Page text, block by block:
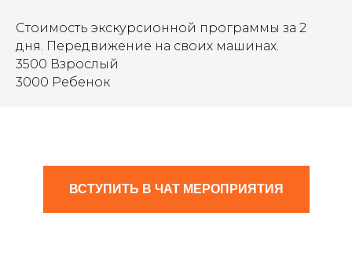
Стоимость экскурсионной программы за 2
дня. Передвижение на своих машинах.
3500 Взрослый
3000 Ребенок
ВСТУПИТЬ В ЧАТ МЕРОПРИЯТИЯ